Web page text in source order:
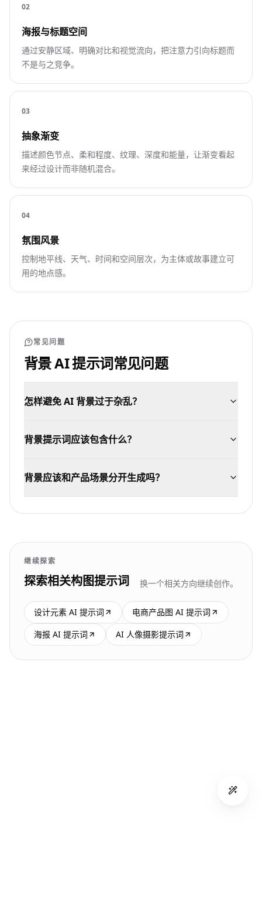
02
海报与标题空间
通过安静区域、明确对比和视觉流向，把注意力引向标题而
不是与之竞争。
03
抽象渐变
描述颜色节点、柔和程度、纹理、深度和能量，让渐变看起
来经过设计而非随机混合。
04
氛围风景
控制地平线、天气、时间和空间层次，为主体或故事建立可
用的地点感。
常见问题
背景 AI 提示词常见问题
怎样避免 AI 背景过于杂乱？
背景提示词应该包含什么？
背景应该和产品场景分开生成吗？
继续探索
探索相关构图提示词 换一个相关方向继续创作。
设计元素 AI 提示词
电商产品图 AI 提示词
海报 AI 提示词
AI 人像摄影提示词